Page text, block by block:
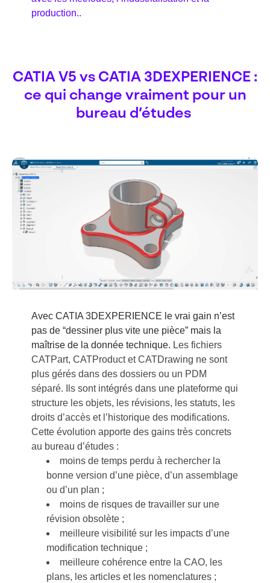
production..
CATIA V5 vs CATIA 3DEXPERIENCE :
ce qui change vraiment pour un
bureau d’études
Avec CATIA 3DEXPERIENCE le vrai gain n’est
pas de “dessiner plus vite une pièce” mais la
maîtrise de la donnée technique. Les fichiers
CATPart, CATProduct et CATDrawing ne sont
plus gérés dans des dossiers ou un PDM
séparé. Ils sont intégrés dans une plateforme qui
structure les objets, les révisions, les statuts, les
droits d’accès et l’historique des modifications.
Cette évolution apporte des gains très concrets
au bureau d’études :
moins de temps perdu à rechercher la
bonne version d’une pièce, d’un assemblage
ou d’un plan ;
moins de risques de travailler sur une
révision obsolète ;
meilleure visibilité sur les impacts d’une
modification technique ;
meilleure cohérence entre la CAO, les
plans, les articles et les nomenclatures ;